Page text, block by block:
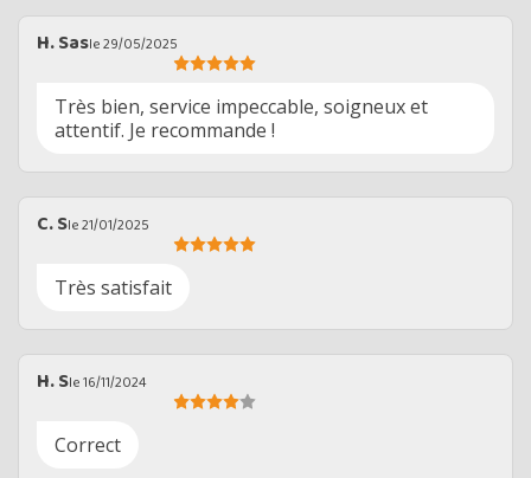
H. Sasle 29/05/2025
Très bien, service impeccable, soigneux et
attentif. Je recommande !
C. Sle 21/01/2025
Très satisfait
H. Sle 16/11/2024
Correct